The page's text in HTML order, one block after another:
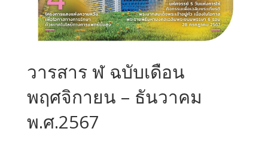
วารสาร ฬ ฉบับเดือน
พฤศจิกายน – ธันวาคม
พ.ศ.2567